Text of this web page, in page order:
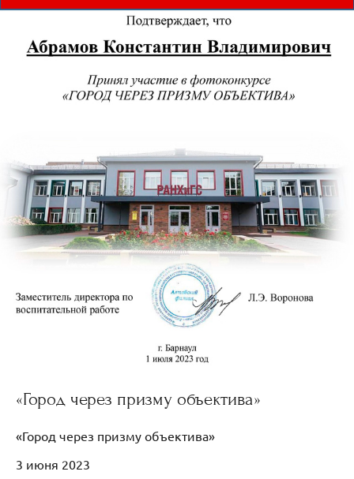
«Город через призму объектива»
«Город через призму объектива»
3 июня 2023